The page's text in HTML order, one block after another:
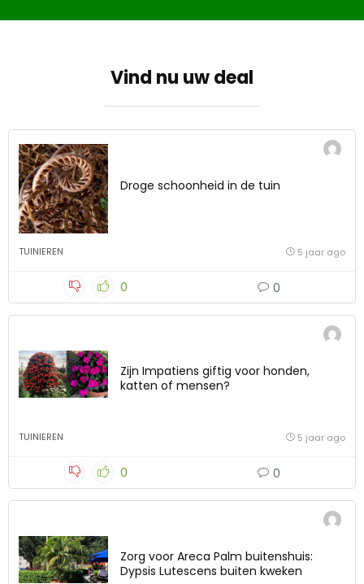
Vind nu uw deal
Droge schoonheid in de tuin
TUINIEREN 5 jaar ago
0 0
Zijn Impatiens giftig voor honden,
katten of mensen?
TUINIEREN 5 jaar ago
0 0
Zorg voor Areca Palm buitenshuis:
Dypsis Lutescens buiten kweken